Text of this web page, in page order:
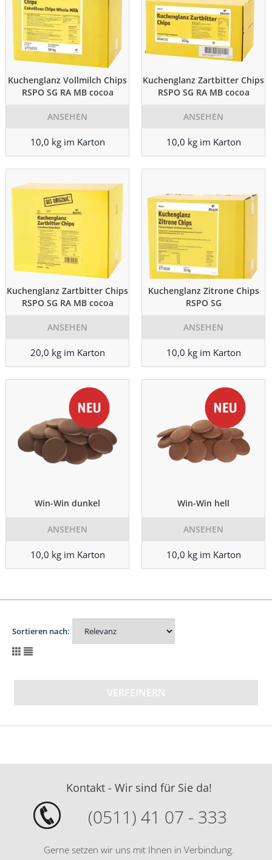
Kuchenglanz Vollmilch Chips
RSPO SG RA MB cocoa
ANSEHEN
10,0 kg im Karton
Kuchenglanz Zartbitter Chips
RSPO SG RA MB cocoa
ANSEHEN
10,0 kg im Karton
Kuchenglanz Zartbitter Chips
RSPO SG RA MB cocoa
ANSEHEN
20,0 kg im Karton
Kuchenglanz Zitrone Chips
RSPO SG
ANSEHEN
10,0 kg im Karton
Win-Win dunkel
ANSEHEN
10,0 kg im Karton
Win-Win hell
ANSEHEN
10,0 kg im Karton
Sortieren nach:
VERFEINERN
Kontakt - Wir sind für Sie da!
(0511) 41 07 - 333
Gerne setzen wir uns mit Ihnen in Verbindung.